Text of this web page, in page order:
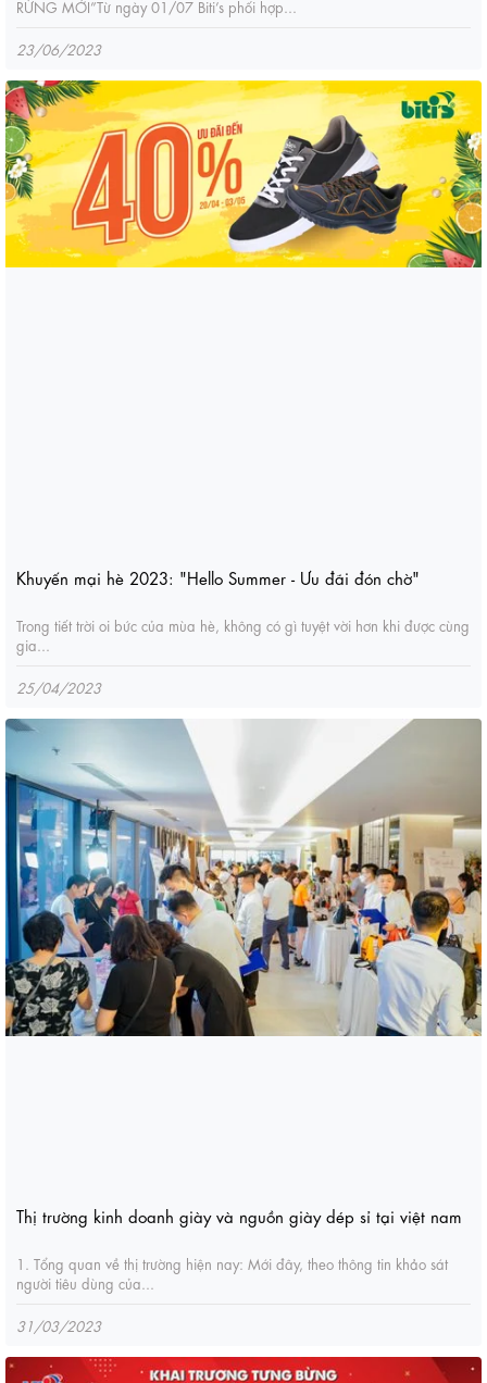
RỪNG MỚI”‌Từ ngày 01/07 Biti’s phối hợp...
23/06/2023
Khuyến mại hè 2023: "Hello Summer - Ưu đãi đón chờ"
Trong tiết trời oi bức của mùa hè, không có gì tuyệt vời hơn khi được cùng
gia...
25/04/2023
Thị trường kinh doanh giày và nguồn giày dép sỉ tại việt nam
1. Tổng quan về thị trường hiện nay: Mới đây, theo thông tin khảo sát
người tiêu dùng của...
31/03/2023